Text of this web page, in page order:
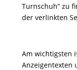
Turnschuh“ zu
der verlinkten
Am wichtigsten
Anzeigentexten